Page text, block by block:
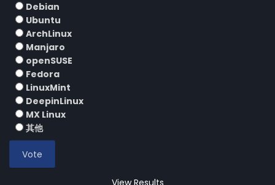
Debian
Ubuntu
ArchLinux
Manjaro
openSUSE
Fedora
LinuxMint
DeepinLinux
MX Linux
其他